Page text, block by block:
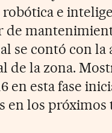
e
de
se contó con
de la zona.
en esta fase
en los próximos